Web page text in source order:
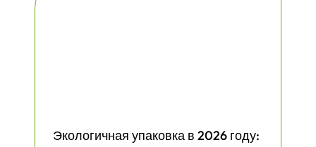
Экологичная упаковка в 2026 году: